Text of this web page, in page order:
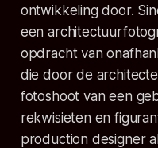
ontwikkeling door.
een
opdracht van
die door de
fotoshoot van een
rekwisieten en
production designer